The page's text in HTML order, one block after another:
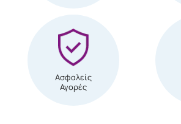
Ασφαλείς
Αγορές